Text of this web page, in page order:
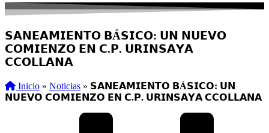
𝗦𝗔𝗡𝗘𝗔𝗠𝗜𝗘𝗡𝗧𝗢 𝗕Á𝗦𝗜𝗖𝗢: 𝗨𝗡 𝗡𝗨𝗘𝗩𝗢
𝗖𝗢𝗠𝗜𝗘𝗡𝗭𝗢 𝗘𝗡 𝗖.𝗣. 𝗨𝗥𝗜𝗡𝗦𝗔𝗬𝗔
𝗖𝗖𝗢𝗟𝗟𝗔𝗡𝗔
Inicio » Noticias » 𝗦𝗔𝗡𝗘𝗔𝗠𝗜𝗘𝗡𝗧𝗢 𝗕Á𝗦𝗜𝗖𝗢: 𝗨𝗡
𝗡𝗨𝗘𝗩𝗢 𝗖𝗢𝗠𝗜𝗘𝗡𝗭𝗢 𝗘𝗡 𝗖.𝗣. 𝗨𝗥𝗜𝗡𝗦𝗔𝗬𝗔 𝗖𝗖𝗢𝗟𝗟𝗔𝗡𝗔